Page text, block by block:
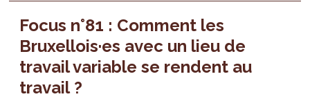
Focus n°81 : Comment les
Bruxellois·es avec un lieu de
travail variable se rendent au
travail ?